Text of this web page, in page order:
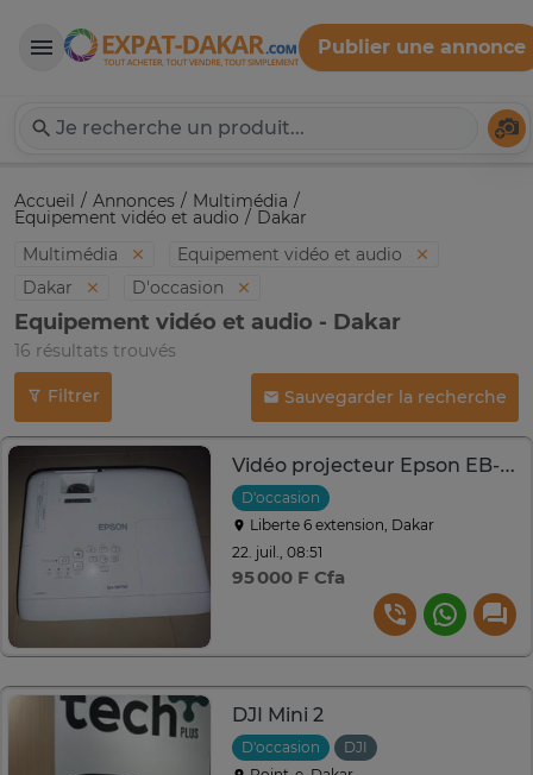
Expat-Dakar
Publier une annonce
Accueil Annonces Multimédia
Equipement vidéo et audio
Dakar
Multimédia
Equipement vidéo et audio
Dakar
D'occasion
Equipement vidéo et audio - Dakar
16 résultats trouvés
Filtrer Sauvegarder la recherche
Vidéo projecteur Epson EB-FH06 Full HD – Lampe à remplacer
D'occasion
Liberte 6 extension, Dakar
22. juil., 08:51
95 000 F Cfa
DJI Mini 2
D'occasion
DJI